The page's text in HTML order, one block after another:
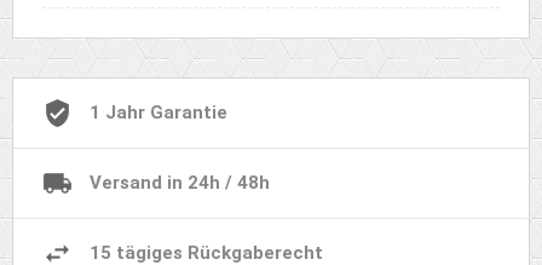
1 Jahr Garantie
Versand in 24h / 48h
15 tägiges Rückgaberecht